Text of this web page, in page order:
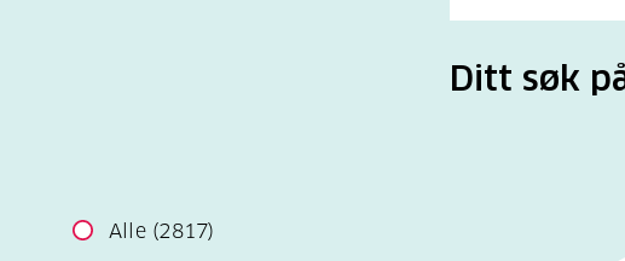
Ditt søk
Alle (2817)